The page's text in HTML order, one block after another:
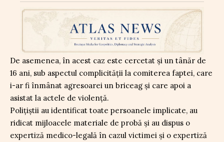
De asemenea, în acest caz este cercetat și un tânăr de
16 ani, sub aspectul complicității la comiterea faptei, care
i-ar fi înmânat agresoarei un briceag și care apoi a
asistat la actele de violență.
Polițiștii au identificat toate persoanele implicate, au
ridicat mijloacele materiale de probă și au dispus o
expertiză medico-legală în cazul victimei și o expertiză